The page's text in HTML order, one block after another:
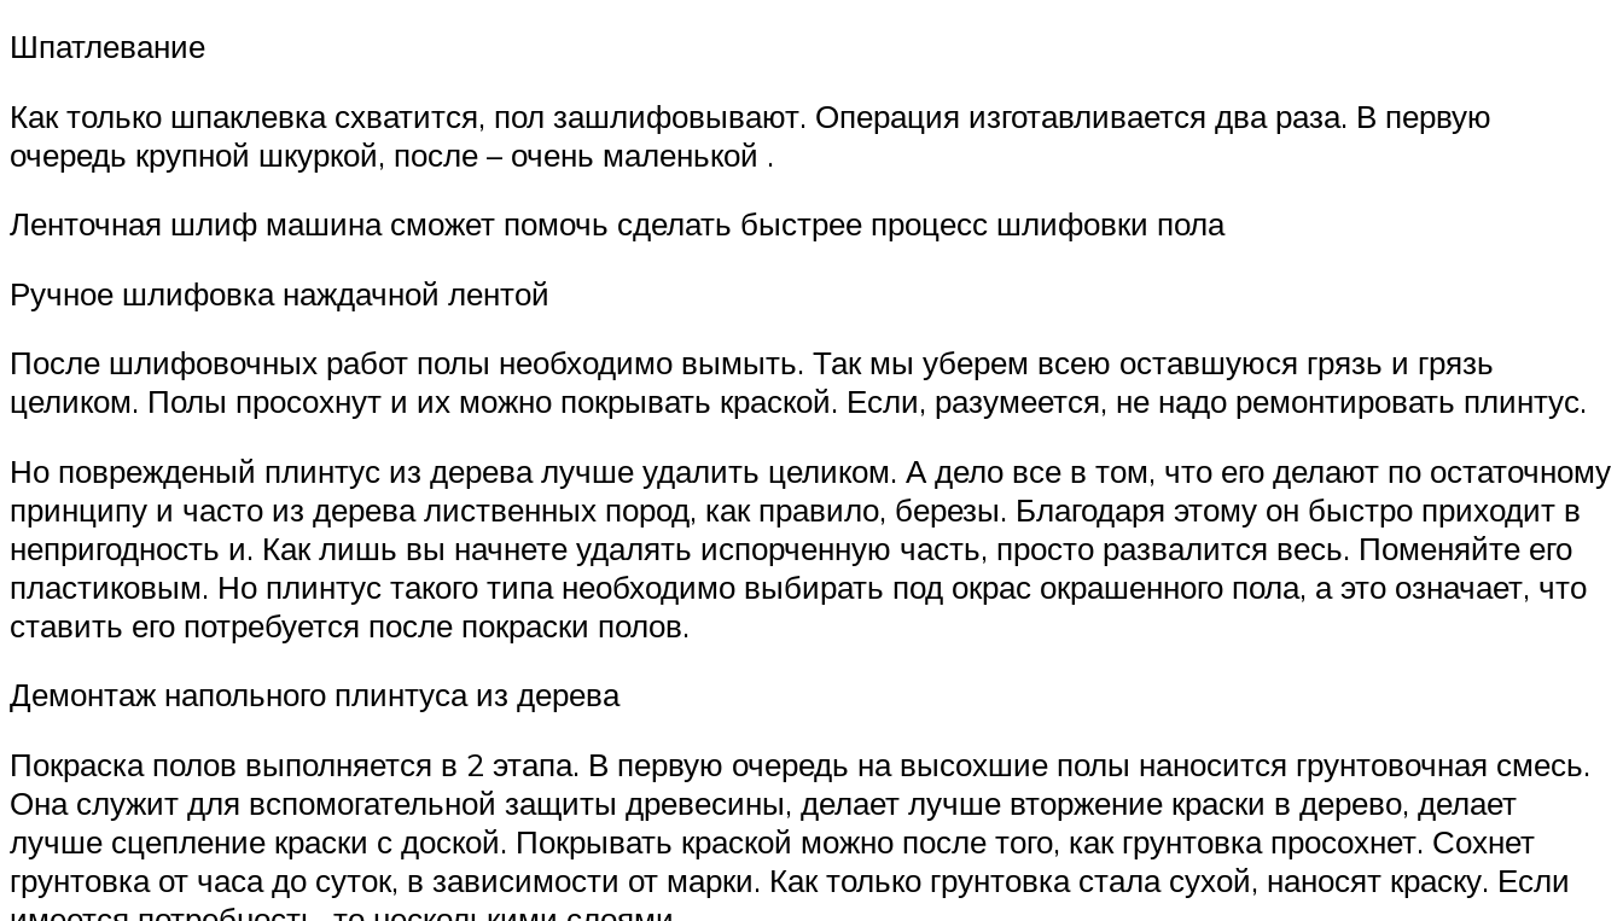
Шпатлевание
Как только шпаклевка схватится, пол зашлифовывают. Операция изготавливается два раза. В первую
очередь крупной шкуркой, после – очень маленькой .
Ленточная шлиф машина сможет помочь сделать быстрее процесс шлифовки пола
Ручное шлифовка наждачной лентой
После шлифовочных работ полы необходимо вымыть. Так мы уберем всею оставшуюся грязь и грязь
целиком. Полы просохнут и их можно покрывать краской. Если, разумеется, не надо ремонтировать плинтус.
Но поврежденый плинтус из дерева лучше удалить целиком. А дело все в том, что его делают по остаточному
принципу и часто из дерева лиственных пород, как правило, березы. Благодаря этому он быстро приходит в
непригодность и. Как лишь вы начнете удалять испорченную часть, просто развалится весь. Поменяйте его
пластиковым. Но плинтус такого типа необходимо выбирать под окрас окрашенного пола, а это означает, что
ставить его потребуется после покраски полов.
Демонтаж напольного плинтуса из дерева
Покраска полов выполняется в 2 этапа. В первую очередь на высохшие полы наносится грунтовочная смесь.
Она служит для вспомогательной защиты древесины, делает лучше вторжение краски в дерево, делает
лучше сцепление краски с доской. Покрывать краской можно после того, как грунтовка просохнет. Сохнет
грунтовка от часа до суток, в зависимости от марки. Как только грунтовка стала сухой, наносят краску. Если